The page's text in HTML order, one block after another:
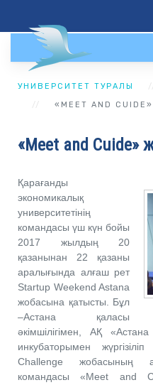
УНИВЕРСИТЕТ ТУРАЛЫ
«MEET AND
«Meet and Cuidе»
Қарағанды
экономикалық
университетінің
командасы үш күн бойы
2017 жылдың 20
қазанынан 22 қазаны
аралығында алғаш рет
Startup Weekend Astana
жобасына қатысты. Бұл
–Астана қаласы
әкімшілігімен, АҚ
инкубаторымен
Challenge жобасының
командасы «Meet and